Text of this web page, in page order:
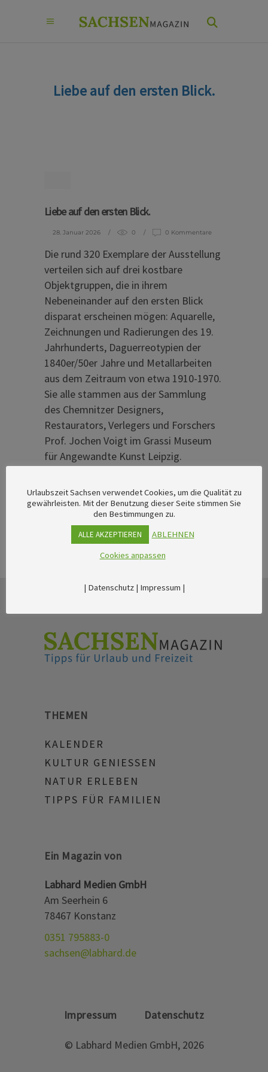
Liebe auf den ersten Blick.
Liebe auf den ersten Blick.
28. Januar 2026 0 0 Kommentare
Die rund 320 Exemplare der Ausstellung
verteilen sich auf drei kostbare
Objektgruppen, die in ihrem
Nebeneinander auf den ersten Blick
disparat erscheinen mögen: Aquarelle,
Zeichnungen und Radierungen des 19.
Jahrhunderts, Daguerreotypien der
1840er/50er Jahre und Metallarbeiten
aus dem Zeitraum von etwa 1910-1970.
Sie alle stammen aus der Sammlung
des Chemnitzer Designers,
Restaurators, Verlegers und Forschers
Prof. Jochen Voigt im Grassi Museum
für Angewandte Kunst Leipzig.
THEMEN
KALENDER
KULTUR GENIESSEN
NATUR ERLEBEN
TIPPS FÜR FAMILIEN
Ein Magazin von
Labhard Medien GmbH
Am Seerhein 6
78467 Konstanz
0351 795883-0
sachsen@labhard.de
Impressum Datenschutz
© Labhard Medien GmbH, 2026
Urlaubszeit Sachsen verwendet Cookies, um die Qualität zu
gewährleisten. Mit der Benutzung dieser Seite stimmen Sie
den Bestimmungen zu.
ALLE AKZEPTIEREN
ABLEHNEN
Cookies anpassen
| Datenschutz| Impressum |